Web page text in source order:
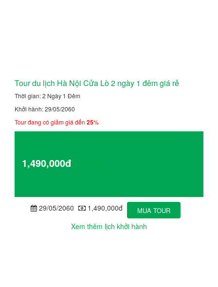
Tour du lịch Hà Nội Cửa Lò 2 ngày 1 đêm giá rẻ
Thời gian: 2 Ngày 1 Đêm
Khởi hành: 29/05/2060
Tour đang có giảm giá đến 25%
1,490,000đ
29/05/2060 1,490,000đ MUA TOUR
Xem thêm lịch khởi hành